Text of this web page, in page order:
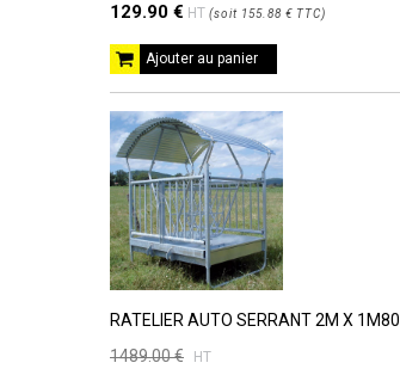
129.90 € HT (soit 155.88 € TTC)
Ajouter au panier
RATELIER AUTO SERRANT 2M X 1M80
1489.00 €
HT